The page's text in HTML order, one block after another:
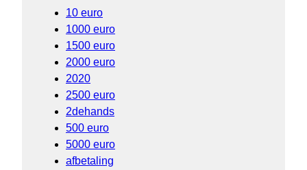
10 euro
1000 euro
1500 euro
2000 euro
2020
2500 euro
2dehands
500 euro
5000 euro
afbetaling